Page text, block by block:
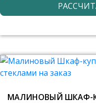
МАЛИНОВЫЙ ШКАФ-